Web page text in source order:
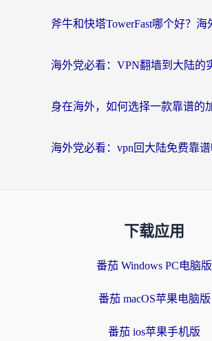
下载应用
番茄 Windows PC电脑版
番茄 macOS苹果电脑版
番茄 ios苹果手机版